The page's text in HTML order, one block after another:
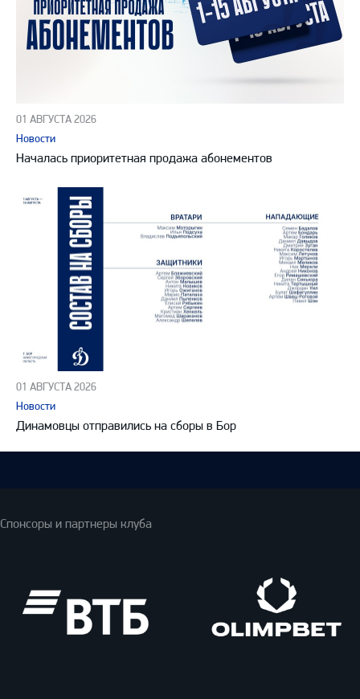
01 АВГУСТА 2026
Новости
Началась приоритетная продажа абонементов
01 АВГУСТА 2026
Новости
Динамовцы отправились на сборы в Бор
Спонсоры и партнеры клуба